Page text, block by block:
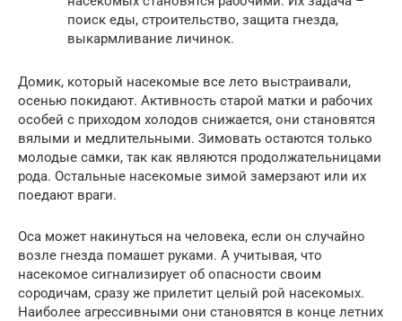
поиск еды, строительство, защита гнезда,
выкармливание личинок.
Домик, который насекомые все лето выстраивали,
осенью покидают. Активность старой матки и рабочих
особей с приходом холодов снижается, они становятся
вялыми и медлительными. Зимовать остаются только
молодые самки, так как являются продолжательницами
рода. Остальные насекомые зимой замерзают или их
поедают враги.
Оса может накинуться на человека, если он случайно
возле гнезда помашет руками. А учитывая, что
насекомое сигнализирует об опасности своим
сородичам, сразу же прилетит целый рой насекомых.
Наиболее агрессивными они становятся в конце летних